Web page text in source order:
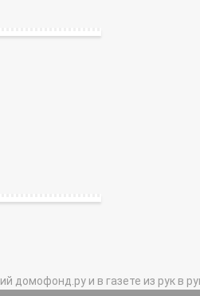
домофонд.ру и в газете из рук в